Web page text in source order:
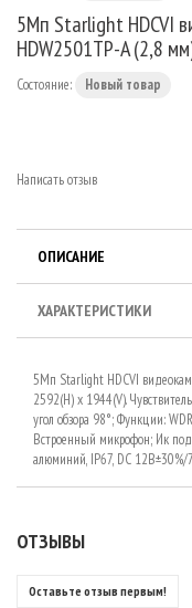
5Мп Starlight HDCVI
HDW2501TP-A (2,8
Состояние: Новый товар
Написать отзыв
ОПИСАНИЕ
ХАРАКТЕРИСТИКИ
5Мп Starlight HDCVI
2592(H) x 1944(V).
угол обзора 98°; Функции:
Встроенный микрофон; Ик
алюминий, IP67, DC
ОТЗЫВЫ
Оставьте отзыв первым!